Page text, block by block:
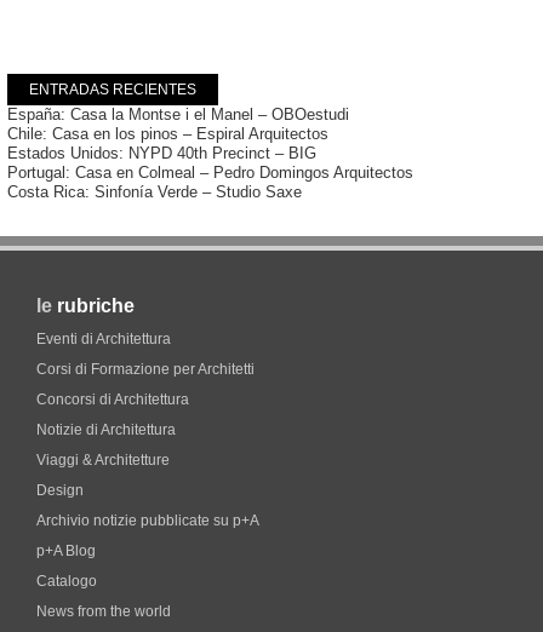
ENTRADAS RECIENTES
España: Casa la Montse i el Manel – OBOestudi
Chile: Casa en los pinos – Espiral Arquitectos
Estados Unidos: NYPD 40th Precinct – BIG
Portugal: Casa en Colmeal – Pedro Domingos Arquitectos
Costa Rica: Sinfonía Verde – Studio Saxe
le rubriche
Eventi di Architettura
Corsi di Formazione per Architetti
Concorsi di Architettura
Notizie di Architettura
Viaggi & Architetture
Design
Archivio notizie pubblicate su p+A
p+A Blog
Catalogo
News from the world